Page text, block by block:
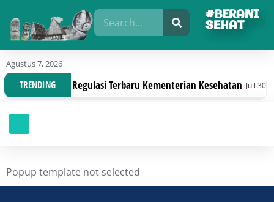
#BERANI
SEHAT
Agustus 7, 2026
TRENDING
Dengan Regulasi Terbaru Kementerian Kesehatan Juli 30, 2026
Popup template not selected